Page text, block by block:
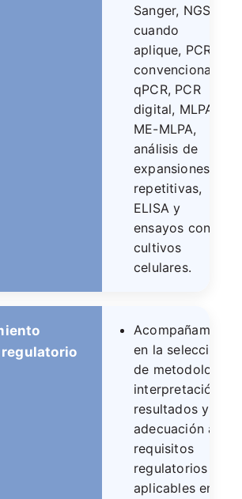
Sanger, NGS
cuando
aplique, PCR
convencional,
qPCR, PCR
digital, MLPA,
ME-MLPA,
análisis de
expansiones
repetitivas,
ELISA y
ensayos con
cultivos
celulares.
Acompañamiento
en la selección
de metodologías,
interpretación de
resultados y
adecuación a
requisitos
regulatorios
aplicables en